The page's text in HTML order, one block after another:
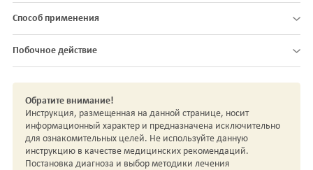
Способ применения
Побочное действие
Обратите внимание!
Инструкция, размещенная на данной странице, носит
информационный характер и предназначена исключительно
для ознакомительных целей. Не используйте данную
инструкцию в качестве медицинских рекомендаций.
Постановка диагноза и выбор методики лечения